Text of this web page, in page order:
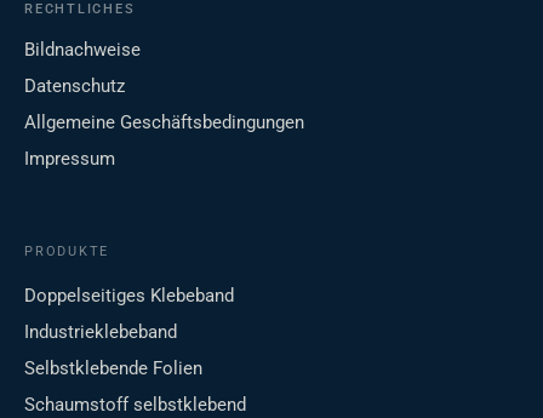
RECHTLICHES
Bildnachweise
Datenschutz
Allgemeine Geschäftsbedingungen
Impressum
PRODUKTE
Doppelseitiges Klebeband
Industrieklebeband
Selbstklebende Folien
Schaumstoff selbstklebend